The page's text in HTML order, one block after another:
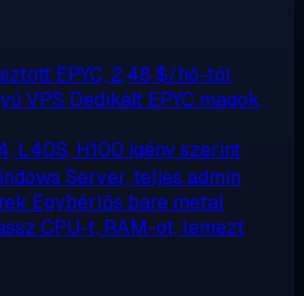
EPYC, 2,48 $/hó-tól
VPS Dedikált EPYC magok,
L40S, H100 igény szerint
Server, teljes admin
Egybérlős bare metal
CPU-t, RAM-ot, lemezt